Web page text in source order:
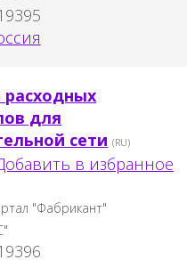
расходных
для
сети (RU)
"Фабрикант"